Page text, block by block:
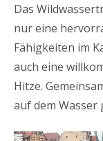
Das
nur eine
Fähigkeiten im
auch eine
Hitze.
auf dem Wasser